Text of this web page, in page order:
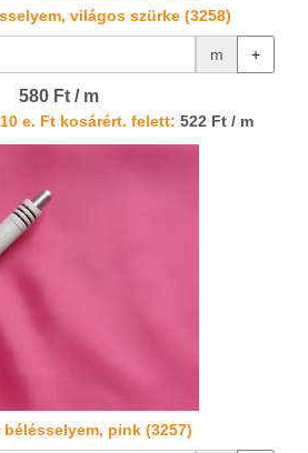
világos szürke (3258)
m +
580 Ft / m
e. Ft kosárért. felett: 522 Ft / m
bélésselyem, pink (3257)